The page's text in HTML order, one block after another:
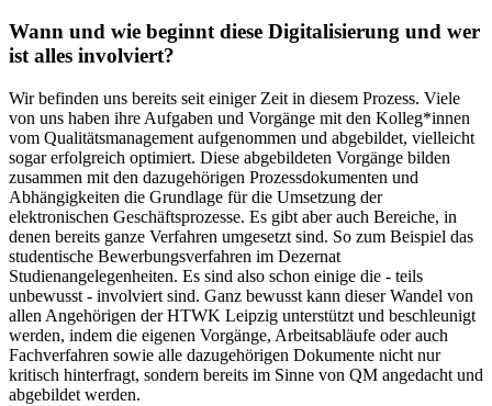
Wann und wie beginnt diese Digitalisierung und wer
ist alles involviert?
Wir befinden uns bereits seit einiger Zeit in diesem Prozess. Viele
von uns haben ihre Aufgaben und Vorgänge mit den Kolleg*innen
vom Qualitätsmanagement aufgenommen und abgebildet, vielleicht
sogar erfolgreich optimiert. Diese abgebildeten Vorgänge bilden
zusammen mit den dazugehörigen Prozessdokumenten und
Abhängigkeiten die Grundlage für die Umsetzung der
elektronischen Geschäftsprozesse. Es gibt aber auch Bereiche, in
denen bereits ganze Verfahren umgesetzt sind. So zum Beispiel das
studentische Bewerbungsverfahren im Dezernat
Studienangelegenheiten. Es sind also schon einige die - teils
unbewusst - involviert sind. Ganz bewusst kann dieser Wandel von
allen Angehörigen der HTWK Leipzig unterstützt und beschleunigt
werden, indem die eigenen Vorgänge, Arbeitsabläufe oder auch
Fachverfahren sowie alle dazugehörigen Dokumente nicht nur
kritisch hinterfragt, sondern bereits im Sinne von QM angedacht und
abgebildet werden.